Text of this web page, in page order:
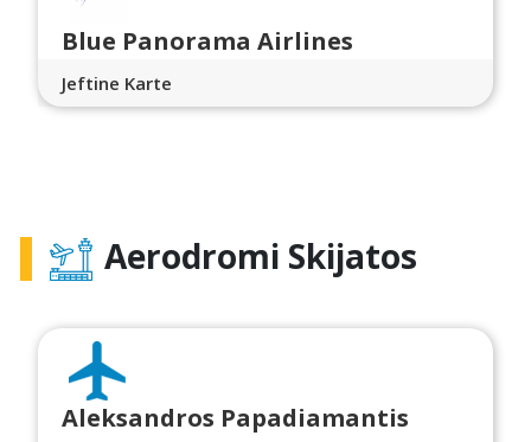
Blue Panorama Airlines
Jeftine Karte
Aerodromi Skijatos
Aleksandros Papadiamantis